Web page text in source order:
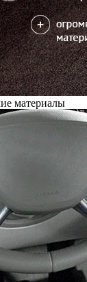
материалы